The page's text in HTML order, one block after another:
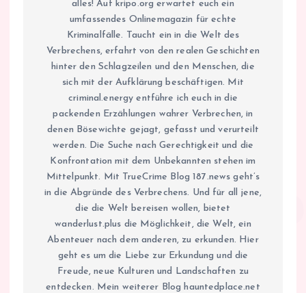
alles! Auf kripo.org erwartet euch ein
umfassendes Onlinemagazin für echte
Kriminalfälle. Taucht ein in die Welt des
Verbrechens, erfahrt von den realen Geschichten
hinter den Schlagzeilen und den Menschen, die
sich mit der Aufklärung beschäftigen. Mit
criminal.energy entführe ich euch in die
packenden Erzählungen wahrer Verbrechen, in
denen Bösewichte gejagt, gefasst und verurteilt
werden. Die Suche nach Gerechtigkeit und die
Konfrontation mit dem Unbekannten stehen im
Mittelpunkt. Mit TrueCrime Blog 187.news geht’s
in die Abgründe des Verbrechens. Und für all jene,
die die Welt bereisen wollen, bietet
wanderlust.plus die Möglichkeit, die Welt, ein
Abenteuer nach dem anderen, zu erkunden. Hier
geht es um die Liebe zur Erkundung und die
Freude, neue Kulturen und Landschaften zu
entdecken. Mein weiterer Blog hauntedplace.net